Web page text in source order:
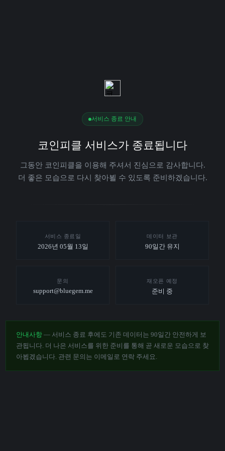
서비스 종료 안내
코인피클 서비스가 종료됩니다
그동안 코인피클을 이용해 주셔서 진심으로 감사합니다.
더 좋은 모습으로 다시 찾아뵐 수 있도록 준비하겠습니다.
서비스 종료일
2026년 05월 13일
데이터 보관
90일간 유지
문의
support@bluegem.me
재오픈 예정
준비 중
안내사항 — 서비스 종료 후에도 기존 데이터는 90일간 안전하게 보
관됩니다. 더 나은 서비스를 위한 준비를 통해 곧 새로운 모습으로 찾
아뵙겠습니다. 관련 문의는 이메일로 연락 주세요.